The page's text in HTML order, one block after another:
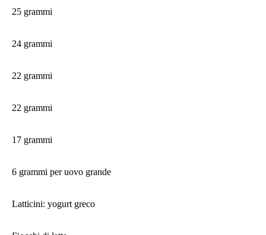
25 grammi
24 grammi
22 grammi
22 grammi
17 grammi
6 grammi per uovo grande
Latticini: yogurt greco